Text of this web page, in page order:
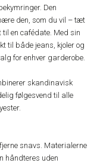
Den
den, som du vil – tæt
en cafédate. Med sin
til både jeans, kjoler og
for enhver garderobe.
skandinavisk
følgesvend til alle
snavs. Materialerne
håndteres uden